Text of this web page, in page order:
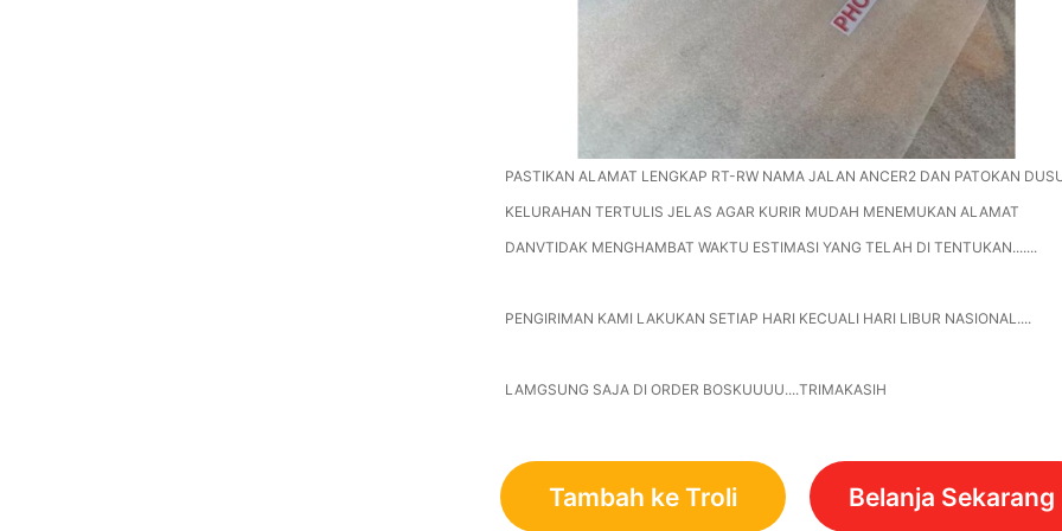
PASTIKAN ALAMAT LENGKAP RT-RW NAMA JALAN ANCER2 DAN PATOKAN
KELURAHAN TERTULIS JELAS AGAR KURIR MUDAH MENEMUKAN ALAMAT
DANVTIDAK MENGHAMBAT WAKTU ESTIMASI YANG TELAH DI TENTUKAN.......
PENGIRIMAN KAMI LAKUKAN SETIAP HARI KECUALI HARI LIBUR NASIONAL....
LAMGSUNG SAJA DI ORDER BOSKUUUU....TRIMAKASIH
Tambah ke Troli Belanja Sekarang